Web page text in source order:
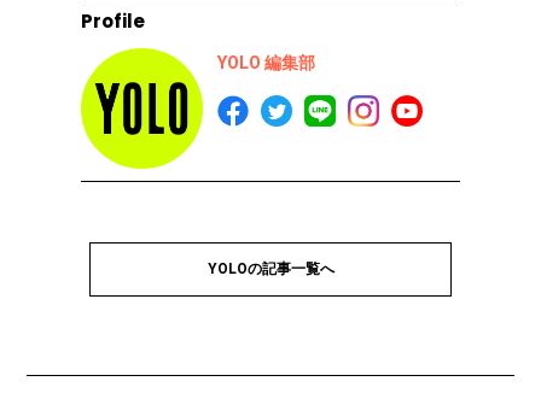
Profile
YOLO 編集部
YOLOの記事一覧へ